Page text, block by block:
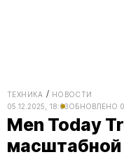
ТЕХНИКА
НОВОСТИ
05.12.2025, 18:03ОБНОВЛЕНО
Men Today
масштабной